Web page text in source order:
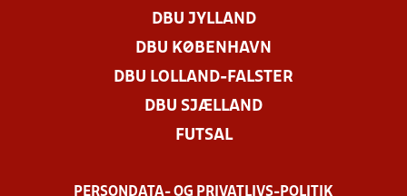
DBU JYLLAND
DBU KØBENHAVN
DBU LOLLAND-FALSTER
DBU SJÆLLAND
FUTSAL
PERSONDATA- OG PRIVATLIVS-POLITIK